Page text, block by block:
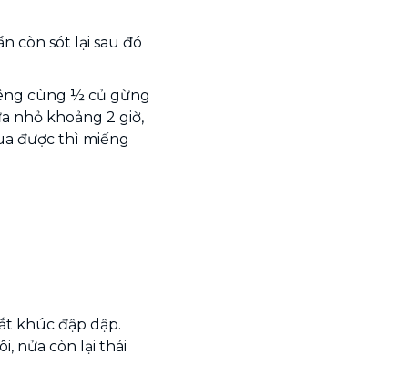
còn sót lại sau đó
cùng ½ củ gừng
nhỏ khoảng 2 giờ,
được thì miếng
khúc đập dập.
nửa còn lại thái